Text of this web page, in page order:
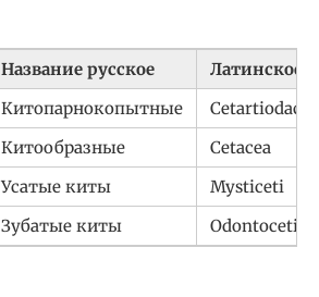
Название русское
Латинское
Китопарнокопытные
Китообразные
Cetacea
Усатые киты
Mysticeti
Зубатые киты Odontoceti